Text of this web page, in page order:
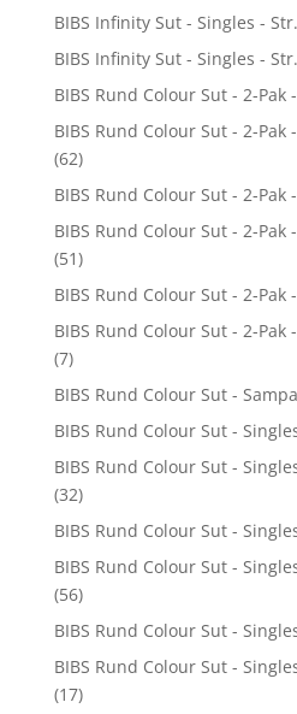
BIBS Infinity Sut - Singles -
BIBS Infinity Sut - Singles -
BIBS Rund Colour Sut - 2-Pak
BIBS Rund Colour Sut - 2-
(62)
BIBS Rund Colour Sut - 2-Pak
BIBS Rund Colour Sut - 2-
(51)
BIBS Rund Colour Sut - 2-Pak
BIBS Rund Colour Sut - 2-
(7)
BIBS Rund Colour Sut -
BIBS Rund Colour Sut -
BIBS Rund Colour Sut -
(32)
BIBS Rund Colour Sut -
BIBS Rund Colour Sut -
(56)
BIBS Rund Colour Sut -
BIBS Rund Colour Sut -
(17)